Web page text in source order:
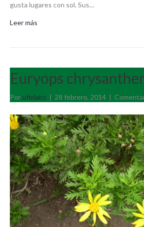
gusta lugares con sol. Sus…
Leer más
Euryops
Por ufmlabs | 28 febrero, 2014 |